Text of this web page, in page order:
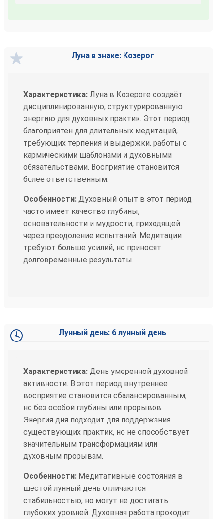
Луна в знаке: Козерог
Характеристика: Луна в Козероге создаёт
дисциплинированную, структурированную
энергию для духовных практик. Этот период
благоприятен для длительных медитаций,
требующих терпения и выдержки, работы с
кармическими шаблонами и духовными
обязательствами. Восприятие становится
более ответственным.
Особенности: Духовный опыт в этот период
часто имеет качество глубины,
основательности и мудрости, приходящей
через преодоление испытаний. Медитации
требуют больше усилий, но приносят
долговременные результаты.
Лунный день: 6 лунный день
Характеристика: День умеренной духовной
активности. В этот период внутреннее
восприятие становится сбалансированным,
но без особой глубины или прорывов.
Энергия дня подходит для поддержания
существующих практик, но не способствует
значительным трансформациям или
духовным прорывам.
Особенности: Медитативные состояния в
шестой лунный день отличаются
стабильностью, но могут не достигать
глубоких уровней. Духовная работа проходит